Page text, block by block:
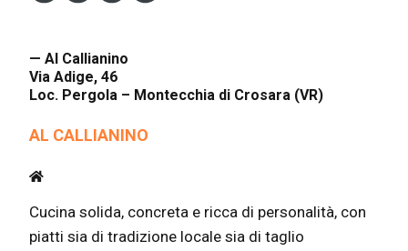
— Al Callianino
Via Adige, 46
Loc. Pergola – Montecchia di Crosara (VR)
AL CALLIANINO
Cucina solida, concreta e ricca di personalità, con
piatti sia di tradizione locale sia di taglio